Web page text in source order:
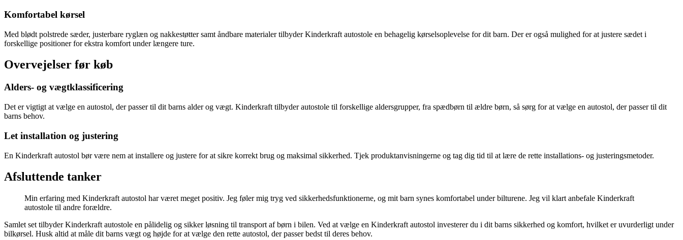
Komfortabel kørsel
Med blødt polstrede sæder, justerbare ryglæn og nakkestøtter samt åndbare materialer tilbyder Kinderkraft autostole en behagelig kørselsoplevelse for dit barn. Der er også mulighed for at justere sædet i
forskellige positioner for ekstra komfort under længere ture.
Overvejelser før køb
Alders- og vægtklassificering
Det er vigtigt at vælge en autostol, der passer til dit barns alder og vægt. Kinderkraft tilbyder autostole til forskellige aldersgrupper, fra spædbørn til ældre børn, så sørg for at vælge en autostol, der passer til dit
barns behov.
Let installation og justering
En Kinderkraft autostol bør være nem at installere og justere for at sikre korrekt brug og maksimal sikkerhed. Tjek produktanvisningerne og tag dig tid til at lære de rette installations- og justeringsmetoder.
Afsluttende tanker
Min erfaring med Kinderkraft autostol har været meget positiv. Jeg føler mig tryg ved sikkerhedsfunktionerne, og mit barn synes komfortabel under bilturene. Jeg vil klart anbefale Kinderkraft
autostole til andre forældre.
Samlet set tilbyder Kinderkraft autostole en pålidelig og sikker løsning til transport af børn i bilen. Ved at vælge en Kinderkraft autostol investerer du i dit barns sikkerhed og komfort, hvilket er uvurderligt under
bilkørsel. Husk altid at måle dit barns vægt og højde for at vælge den rette autostol, der passer bedst til deres behov.